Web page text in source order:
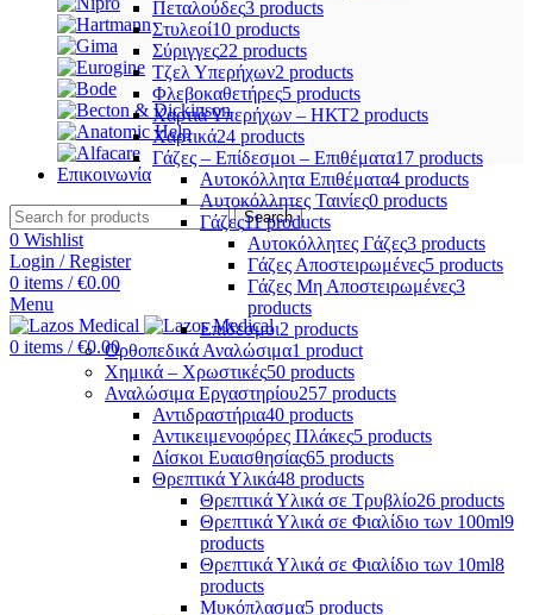
Επικοινωνία
Search
0 Wishlist
Login / Register
0 items / €0.00
Menu
0 items / €0.00
Πεταλούδες3 products
Στυλεοί10 products
Σύριγγες22 products
Τζελ Υπερήχων2 products
Φλεβοκαθετήρες5 products
Χαρτιά Υπερήχων – ΗΚΤ2 products
Χαρτικά24 products
Γάζες – Επίδεσμοι – Επιθέματα17 products
Αυτοκόλλητα Επιθέματα4 products
Αυτοκόλλητες Ταινίες0 products
Γάζες11 products
Αυτοκόλλητες Γάζες3 products
Γάζες Αποστειρωμένες5 products
Γάζες Μη Αποστειρωμένες3
products
Επίδεσμοι2 products
Ορθοπεδικά Αναλώσιμα1 product
Χημικά – Χρωστικές50 products
Αναλώσιμα Εργαστηρίου257 products
Αντιδραστήρια40 products
Αντικειμενοφόρες Πλάκες5 products
Δίσκοι Ευαισθησίας65 products
Θρεπτικά Υλικά48 products
Θρεπτικά Υλικά σε Τρυβλίο26 products
Θρεπτικά Υλικά σε Φιαλίδιο των 100ml9
products
Θρεπτικά Υλικά σε Φιαλίδιο των 10ml8
products
Μυκόπλασμα5 products